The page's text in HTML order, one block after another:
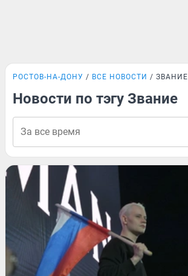
РОСТОВ-НА-ДОНУ ВСЕ НОВОСТИ ЗВАНИЕ
Новости по тэгу Звание